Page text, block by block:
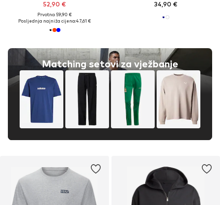
52,90 €
Prvotno: 59,90 €
Posljednja najniža cijena:47,61 €
Matching setovi za vježbanje
34,90 €